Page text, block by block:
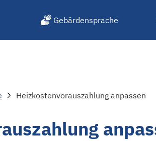
Gebärdensprache
Heizkostenvorauszahlung anpassen